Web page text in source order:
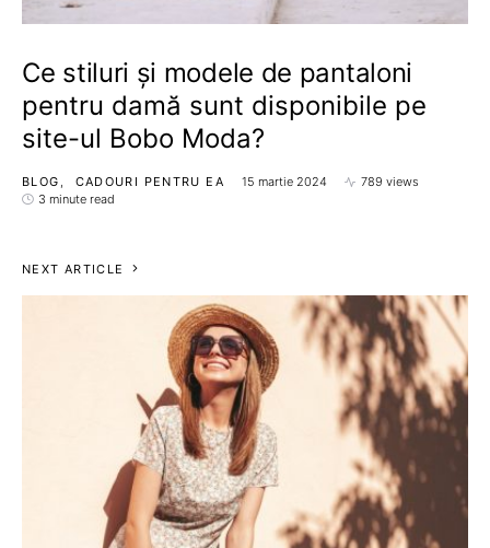
Ce stiluri și modele de pantaloni
pentru damă sunt disponibile pe
site-ul Bobo Moda?
BLOG CADOURI PENTRU EA 15 martie 2024
789 views
3 minute read
NEXT ARTICLE